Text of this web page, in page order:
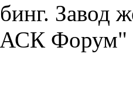
Завод
Форум"